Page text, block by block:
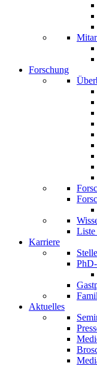
Forschung
Liste
Karriere
Aktuelles